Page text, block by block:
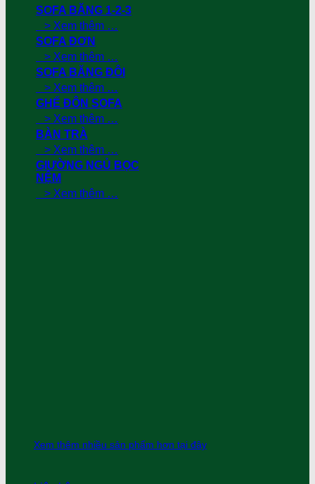
SOFA BĂNG 1-2-3
> Xem thêm …
SOFA ĐƠN
> Xem thêm …
SOFA BĂNG ĐÔI
> Xem thêm …
GHẾ ĐÔN SOFA
> Xem thêm …
BÀN TRÀ
> Xem thêm …
GIƯỜNG NGỦ BỌC
NỆM
> Xem thêm …
Xem thêm nhiều sản phẩm hơn tại đây